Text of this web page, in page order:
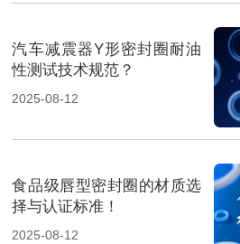
汽车减震器Y形密封圈耐油
性测试技术规范？
2025-08-12
食品级唇型密封圈的材质选
择与认证标准！
2025-08-12